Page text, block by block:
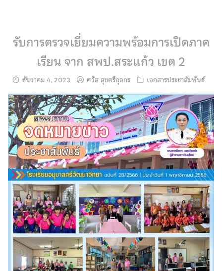
รับการตรวจเยี่ยมความพร้อมการเปิดภาค
เรียน จาก สพป.สระแก้ว เขต 2
ธันวาคม 4, 2023 ศวัส สุขศรีกุลกร เอกสารประชาสัมพันธ์